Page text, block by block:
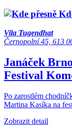
Vila Tugendhat
Černopolní 45, 613
Janáček
Festival
Po zarostlém
Martina Kasíka na
Zobrazit detail